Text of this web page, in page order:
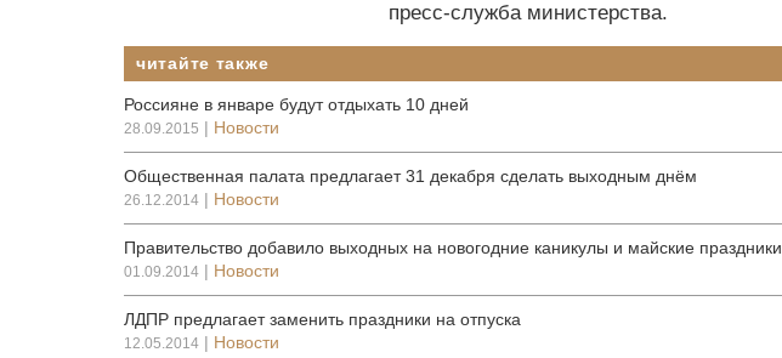
пресс-служба министерства.
читайте также
Россияне в январе будут отдыхать 10 дней
28.09.2015 | Новости
Общественная палата предлагает 31 декабря сделать выходным днём
26.12.2014 | Новости
Правительство добавило выходных на новогодние каникулы и майские праздники
01.09.2014 | Новости
ЛДПР предлагает заменить праздники на отпуска
12.05.2014 | Новости